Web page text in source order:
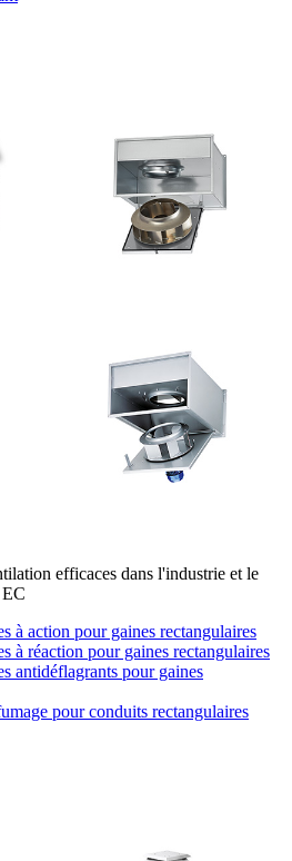
efficaces dans l'industrie et le
à action pour gaines rectangulaires
à réaction pour gaines rectangulaires
antidéflagrants pour gaines
pour conduits rectangulaires